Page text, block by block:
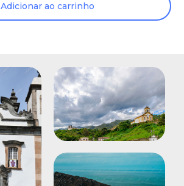
Adicionar ao carrinho